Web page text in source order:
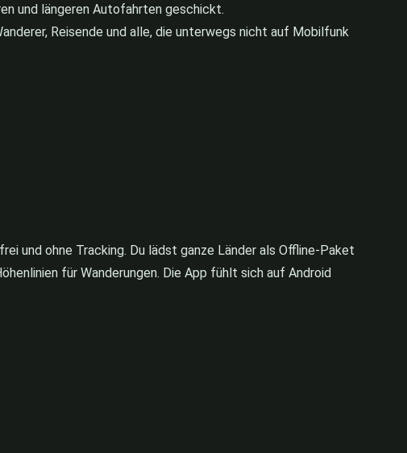
und längeren Autofahrten geschickt.
Reisende und alle, die unterwegs nicht auf Mobilfunk
und ohne Tracking. Du lädst ganze Länder als Offline-Paket
für Wanderungen. Die App fühlt sich auf Android